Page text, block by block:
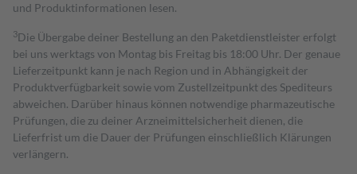
und Produktinformationen lesen.
3Die Übergabe deiner Bestellung an den Paketdienstleister erfolgt
bei uns werktags von Montag bis Freitag bis 18:00 Uhr. Der genaue
Lieferzeitpunkt kann je nach Region und in Abhängigkeit der
Produktverfügbarkeit sowie vom Zustellzeitpunkt des Spediteurs
abweichen. Darüber hinaus können notwendige pharmazeutische
Prüfungen, die zu deiner Arzneimittelsicherheit dienen, die
Lieferfrist um die Dauer der Prüfungen einschließlich Klärungen
verlängern.